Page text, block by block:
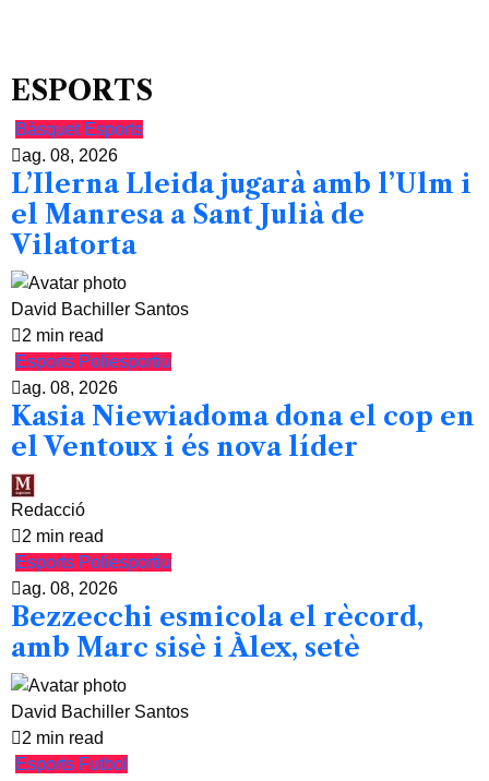
ESPORTS
Bàsquet Esports
ag. 08, 2026
L’Ilerna Lleida jugarà amb l’Ulm i
el Manresa a Sant Julià de
Vilatorta
David Bachiller Santos
2 min read
Esports Poliesportiu
ag. 08, 2026
Kasia Niewiadoma dona el cop en
el Ventoux i és nova líder
Redacció
2 min read
Esports Poliesportiu
ag. 08, 2026
Bezzecchi esmicola el rècord,
amb Marc sisè i Àlex, setè
David Bachiller Santos
2 min read
Esports Futbol